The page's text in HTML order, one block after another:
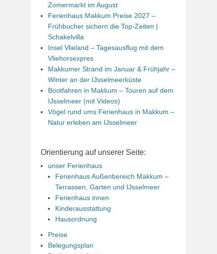
Zomermarkt im August
Ferienhaus Makkum Preise 2027 –
Frühbucher sichern die Top-Zeiten |
Schakelvilla
Insel Vlieland – Tagesausflug mit dem
Vliehorsexpres
Makkumer Strand im Januar & Frühjahr –
Winter an der IJsselmeerküste
Bootfahren in Makkum – Touren auf dem
IJsselmeer (mit Videos)
Vögel rund ums Ferienhaus in Makkum –
Natur erleben am IJsselmeer
Orientierung auf unserer Seite:
unser Ferienhaus
Ferienhaus Außenbereich Makkum –
Terrassen, Garten und IJsselmeer
Ferienhaus innen
Kinderausstattung
Hausordnung
Preise
Belegungsplan